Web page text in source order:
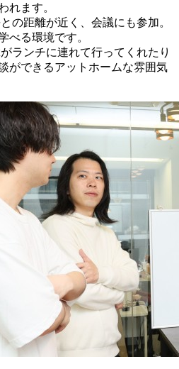
れます。
の距離が近く、会議にも参加。
べる環境です。
がランチに連れて行ってくれたり
ができるアットホームな雰囲気